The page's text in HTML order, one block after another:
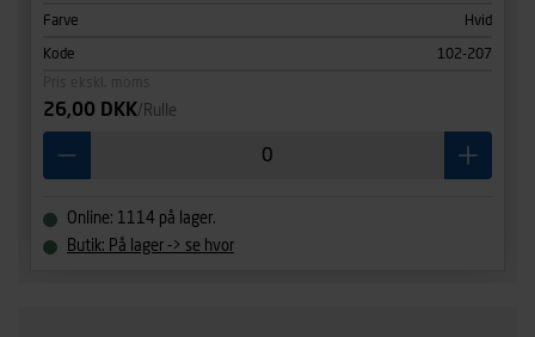
Farve Hvid
Kode
102-207
26,00 DKK/Rulle
Online: 1114 på lager.
Butik: På lager -> se hvor